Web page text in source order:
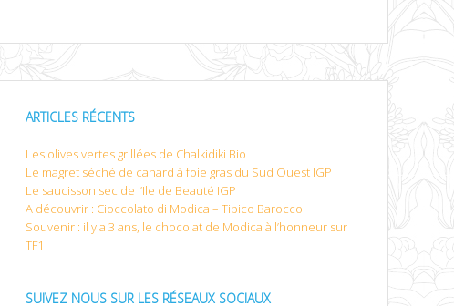
ARTICLES RÉCENTS
Les olives vertes grillées de Chalkidiki Bio
Le magret séché de canard à foie gras du Sud Ouest IGP
Le saucisson sec de l’Ile de Beauté IGP
A découvrir : Cioccolato di Modica – Tipico Barocco
Souvenir : il y a 3 ans, le chocolat de Modica à l’honneur sur
TF1
SUIVEZ NOUS SUR LES RÉSEAUX SOCIAUX